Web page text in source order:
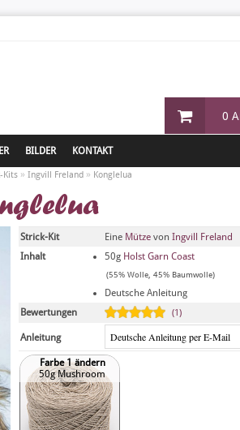
0
BILDER KONTAKT
Kits » Ingvill Freland » Konglelua
Strick-Kit Eine Mütze von Ingvill Freland
Inhalt
50g Holst Garn Coast
(55% Wolle, 45% Baumwolle)
Deutsche Anleitung
Bewertungen
(1)
Anleitung
Farbe 1 ändern
50g Mushroom